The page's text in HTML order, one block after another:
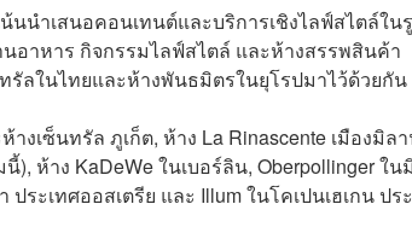
นำเสนอคอนเทนต์และบริการเชิงไลฟ์สไตล์ใน
อาหาร กิจกรรมไลฟ์สไตล์ และห้างสรรพสินค้า
ลในไทยและห้างพันธมิตรในยุโรปมาไว้ด้วยกัน
เซ็นทรัล ภูเก็ต, ห้าง La Rinascente เมืองมิล
ห้าง KaDeWe ในเบอร์ลิน, Oberpollinger ใน
ระเทศออสเตรีย และ Illum ในโคเปนเฮเกน ปร